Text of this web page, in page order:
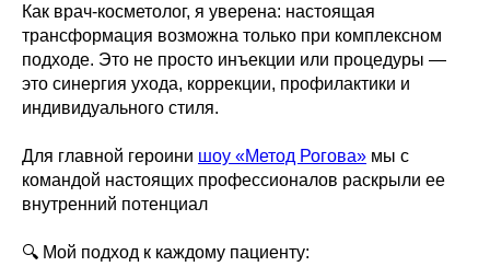
Как врач-косметолог, я уверена: настоящая
трансформация возможна только при комплексном
подходе. Это не просто инъекции или процедуры —
это синергия ухода, коррекции, профилактики и
индивидуального стиля.
Для главной героини шоу «Метод Рогова» мы с
командой настоящих профессионалов раскрыли ее
внутренний потенциал
🔍 Мой подход к каждому пациенту: